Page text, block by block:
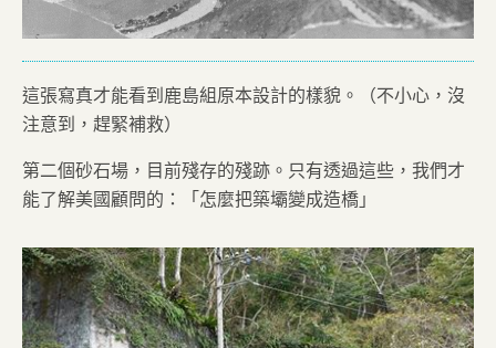
這張寫真才能看到鹿島組原本設計的樣貌。（不小心，沒
注意到，趕緊補救）
第二個砂石場，目前殘存的殘跡。只有透過這些，我們才
能了解美國顧問的：「怎麼把築壩變成造橋」